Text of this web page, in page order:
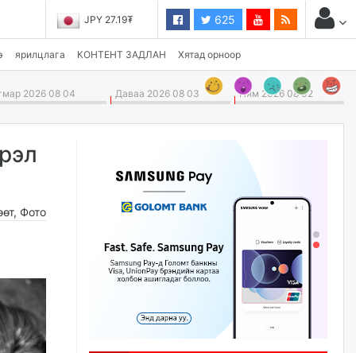
JPY 27.19₮ 625
ярилцлага КОНТЕНТ ЗАДЛАН Хятад орноор
2026 08 04 Даваа 2026 08 03 Ням 2026 08 02
, Фото